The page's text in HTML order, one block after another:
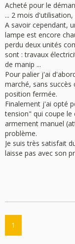
Acheté pour le
... 2 mois
A savoir cependant,
lampe est encore
perdu deux unités
sont : travaux
de manip ...
Pour palier j'ai
marché, sans succès
position fermée.
Finalement j'ai opté
tension" qui coupe le
armement manuel
problème.
Je suis très satisfait
laisse pas avec son
1